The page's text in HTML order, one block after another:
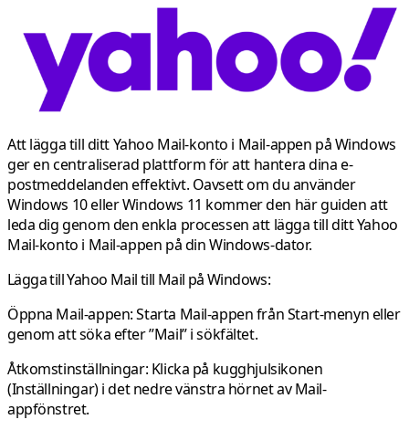
Att lägga till ditt Yahoo Mail-konto i Mail-appen på Windows
ger en centraliserad plattform för att hantera dina e-
postmeddelanden effektivt. Oavsett om du använder
Windows 10 eller Windows 11 kommer den här guiden att
leda dig genom den enkla processen att lägga till ditt Yahoo
Mail-konto i Mail-appen på din Windows-dator.
Lägga till Yahoo Mail till Mail på Windows:
Öppna Mail-appen:Starta Mail-appen från Start-menyn eller
genom att söka efter ”Mail” i sökfältet.
Åtkomstinställningar: Klicka på kugghjulsikonen
(Inställningar) i det nedre vänstra hörnet av Mail-
appfönstret.